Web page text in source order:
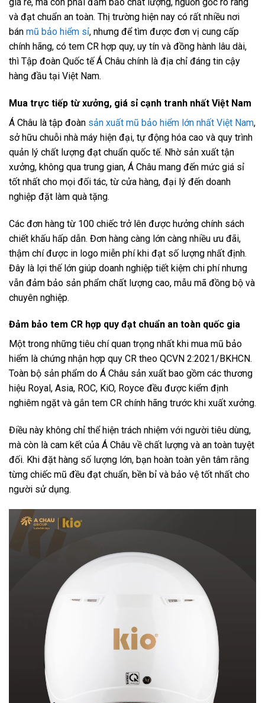
và đạt chuẩn an toàn. Thị trường hiện nay có rất nhiều nơi
bán mũ bảo hiểm sỉ, nhưng để tìm được đơn vị cung cấp
chính hãng, có tem CR hợp quy, uy tín và đồng hành lâu dài,
thì Tập đoàn Quốc tế Á Châu chính là địa chỉ đáng tin cậy
hàng đầu tại Việt Nam.
Mua trực tiếp từ xưởng, giá sỉ cạnh tranh nhất Việt Nam
Á Châu là tập đoàn sản xuất mũ bảo hiểm lớn nhất Việt Nam,
sở hữu chuỗi nhà máy hiện đại, tự động hóa cao và quy trình
quản lý chất lượng đạt chuẩn quốc tế. Nhờ sản xuất tận
xưởng, không qua trung gian, Á Châu mang đến mức giá sỉ
tốt nhất cho mọi đối tác, từ cửa hàng, đại lý đến doanh
nghiệp đặt làm quà tặng.
Các đơn hàng từ 100 chiếc trở lên được hưởng chính sách
chiết khấu hấp dẫn. Đơn hàng càng lớn càng nhiều ưu đãi,
thậm chí được in logo miễn phí khi đạt số lượng nhất định.
Đây là lợi thế lớn giúp doanh nghiệp tiết kiệm chi phí nhưng
vẫn đảm bảo sản phẩm chất lượng cao, mẫu mã đồng bộ và
chuyên nghiệp.
Đảm bảo tem CR hợp quy đạt chuẩn an toàn quốc gia
Một trong những tiêu chí quan trọng nhất khi mua mũ bảo
hiểm là chứng nhận hợp quy CR theo QCVN 2:2021/BKHCN.
Toàn bộ sản phẩm do Á Châu sản xuất bao gồm các thương
hiệu Royal, Asia, ROC, KiO, Royce đều được kiểm định
nghiêm ngặt và gắn tem CR chính hãng trước khi xuất xưởng.
Điều này không chỉ thể hiện trách nhiệm với người tiêu dùng,
mà còn là cam kết của Á Châu về chất lượng và an toàn tuyệt
đối. Khi đặt hàng số lượng lớn, bạn hoàn toàn yên tâm rằng
từng chiếc mũ đều đạt chuẩn, bền bỉ và bảo vệ tốt nhất cho
người sử dụng.